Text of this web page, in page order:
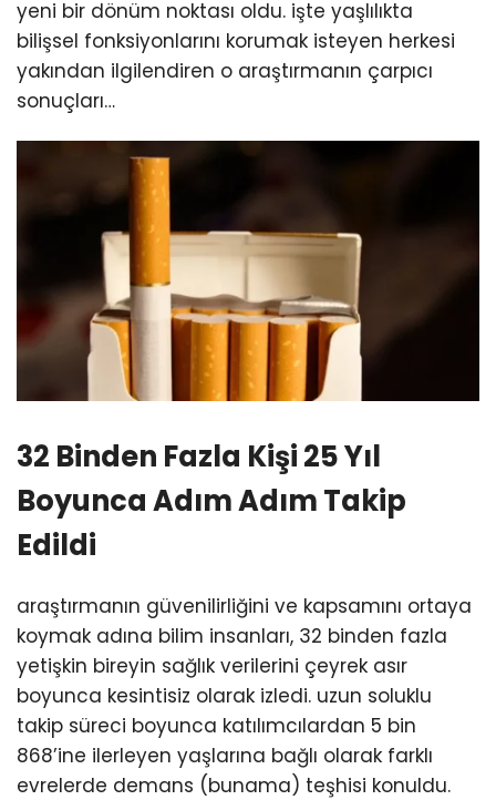
yeni bir dönüm noktası oldu. işte yaşlılıkta
bilişsel fonksiyonlarını korumak isteyen herkesi
yakından ilgilendiren o araştırmanın çarpıcı
sonuçları…
32 Binden Fazla Kişi 25 Yıl
Boyunca Adım Adım Takip
Edildi
araştırmanın güvenilirliğini ve kapsamını ortaya
koymak adına bilim insanları, 32 binden fazla
yetişkin bireyin sağlık verilerini çeyrek asır
boyunca kesintisiz olarak izledi. uzun soluklu
takip süreci boyunca katılımcılardan 5 bin
868’ine ilerleyen yaşlarına bağlı olarak farklı
evrelerde demans (bunama) teşhisi konuldu.